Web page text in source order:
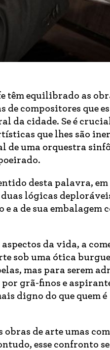
têm equilibrado as
compositores que
da cidade. Se é
que lhes são
de uma orquestra
desta palavra, em
lógicas
a de sua embalagem
da vida, a
sob uma ótica
mas para serem
grã-finos e
digno do que quem é
de arte umas
esse confronto se